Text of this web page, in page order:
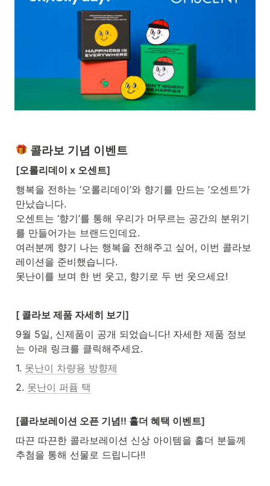
콜라보 기념 이벤트
[오롤리데이 x 오센트]
행복을 전하는 ‘오롤리데이’와 향기를 만드는 ‘오센트‘가
만났습니다.
오센트는 ‘향기’를 통해 우리가 머무르는 공간의 분위기
를 만들어가는 브랜드인데요.
여러분께 향기 나는 행복을 전해주고 싶어, 이번 콜라보
레이션을 준비했습니다.
못난이를 보며 한 번 웃고, 향기로 두 번 웃으세요!
[ 콜라보 제품 자세히 보기]
9월 5일, 신제품이 공개 되었습니다! 자세한 제품 정보
는 아래 링크를 클릭해주세요.
1. 못난이 차량용 방향제
2. 못난이 퍼퓸 택
[콜라보레이션 오픈 기념!! 홀더 혜택 이벤트]
따끈 따끈한 콜라보레이션 신상 아이템을 홀더 분들께
추첨을 통해 선물로 드립니다!!